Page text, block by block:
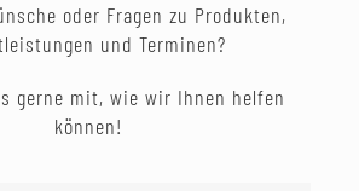
oder Fragen zu Produkten,
und Terminen?
gerne mit, wie wir Ihnen helfen
können!